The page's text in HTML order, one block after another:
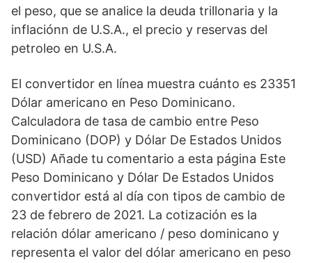
el peso, que se analice la deuda trillonaria y la
inflaciónn de U.S.A., el precio y reservas del
petroleo en U.S.A.
El convertidor en línea muestra cuánto es 23351
Dólar americano en Peso Dominicano.
Calculadora de tasa de cambio entre Peso
Dominicano (DOP) y Dólar De Estados Unidos
(USD) Añade tu comentario a esta página Este
Peso Dominicano y Dólar De Estados Unidos
convertidor está al día con tipos de cambio de
23 de febrero de 2021. La cotización es la
relación dólar americano / peso dominicano y
representa el valor del dólar americano en peso